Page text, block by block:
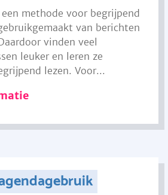
methode voor begrijpend
van berichten
vinden veel
leuker en leren ze
lezen. Voor...